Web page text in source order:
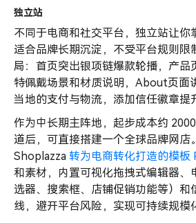
独立站
不同于电商和社交平台，独立站让你
适合品牌长期沉淀，不受平台规则限
局：首页突出银项链爆款轮播，产品
特佩戴场景和材质说明，About页面
当地的支付与物流，添加信任徽章提
作为中长期主阵地，起步成本约
道后，可直接搭建一个全球品牌网店
Shoplazza 转为电商转化打造的模板
和素材，内置可视化拖拽式编辑器、
选器、搜索框、店铺促销功能等）和
线，避开平台风险，实现可持续规模